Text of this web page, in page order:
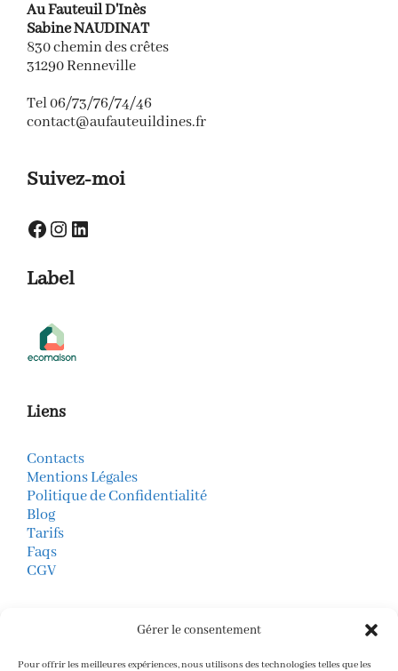
Gérer le consentement
Pour offrir les meilleures expériences, nous utilisons des technologies telles que les
Au Fauteuil D'Inès
Sabine NAUDINAT
830 chemin des crêtes
31290 Renneville
Tel 06/73/76/74/46
contact@aufauteuildines.fr
Suivez-moi
Facebook
Instagram
LinkedIn
Label
Liens
Contacts
Mentions Légales
Politique de Confidentialité
Blog
Tarifs
Faqs
CGV
virement bancaire
CB (boutique en ligne)